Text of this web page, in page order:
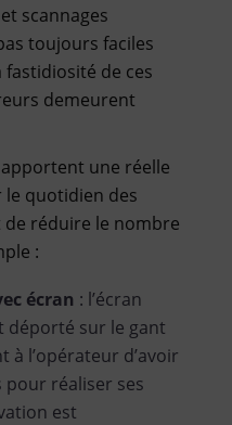
scannages
toujours faciles
fastidiosité de ces
demeurent
une réelle
quotidien des
réduire le nombre
:
écran : l’écran
déporté sur le gant
l’opérateur d’avoir
pour réaliser ses
est